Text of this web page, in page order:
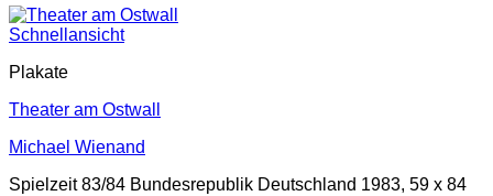
Schnellansicht
Plakate
Theater am Ostwall
Michael Wienand
Spielzeit 83/84 Bundesrepublik Deutschland 1983, 59 x 84